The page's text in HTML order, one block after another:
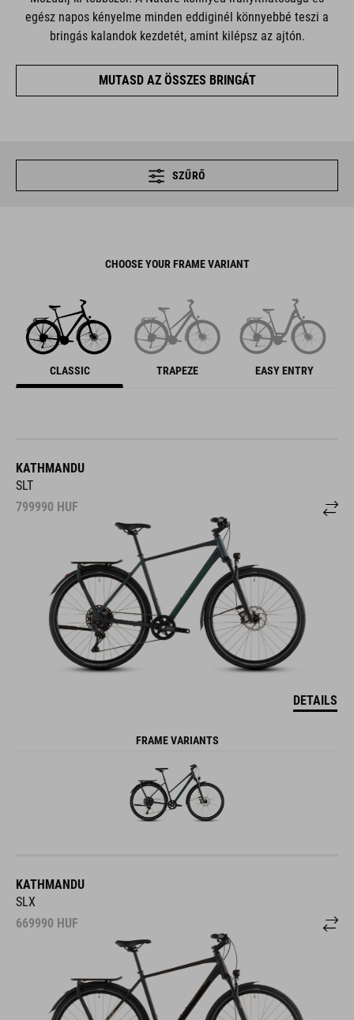
egész napos kényelme minden eddiginél könnyebbé teszi a
bringás kalandok kezdetét, amint kilépsz az ajtón.
MUTASD AZ ÖSSZES BRINGÁT
SZŰRŐ
KATHMANDU
SLT
799990 HUF
DETAILS
KATHMANDU
SLX
669990 HUF